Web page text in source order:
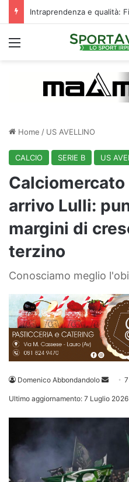
Menu
Home / US AVELLINO
CALCIO SERIE B US
arrivo Lulli:
margini di
terzino
Conosciamo meglio
Domenico Abbondandolo
Invia
Ultimo aggiornamento: 7 Luglio 2026